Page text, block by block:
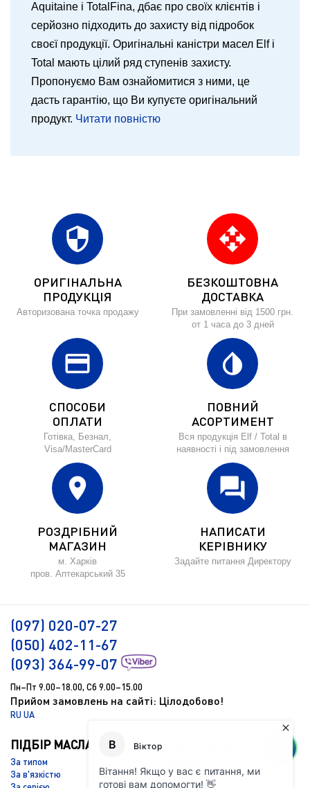
Aquitaine і TotalFina, дбає про своїх клієнтів і
серйозно підходить до захисту від підробок
своєї продукції. Оригінальні каністри масел Elf і
Total мають цілий ряд ступенів захисту.
Пропонуємо Вам ознайомитися з ними, це
дасть гарантію, що Ви купуєте оригінальний
продукт. Читати повністю
security
ОРИГІНАЛЬНА
ПРОДУКЦІЯ
Авторизована точка продажу
open_with
БЕЗКОШТОВНА
ДОСТАВКА
При замовленні від 1500 грн.
от 1 часа до 3 дней
credit_card
СПОСОБИ
ОПЛАТИ
Готівка, Безнал,
Visa/MasterCard
invert_colors
ПОВНИЙ
АСОРТИМЕНТ
Вся продукція Elf / Total в
наявності і під замовлення
location_on
РОЗДРІБНИЙ
МАГАЗИН
м. Харків
пров. Аптекарський 35
forum
НАПИСАТИ
КЕРІВНИКУ
Задайте питання Директору
(097) 020-07-27
(050) 402-11-67
(093) 364-99-07
Пн–Пт 9.00–18.00, Сб 9.00–15.00
Прийом замовлень на сайті: Цілодобово!
RU UA
ПІДБІР МАСЛА
За типом
За в'язкістю
Підбір масла